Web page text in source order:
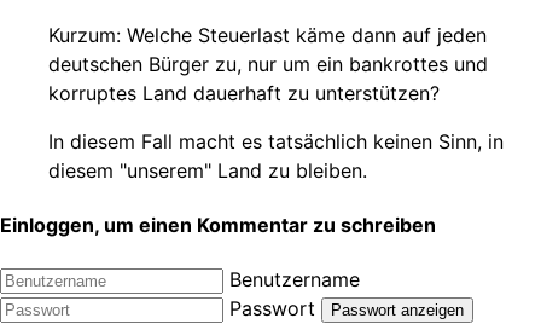
Kurzum: Welche Steuerlast käme dann auf jeden
deutschen Bürger zu, nur um ein bankrottes und
korruptes Land dauerhaft zu unterstützen?
In diesem Fall macht es tatsächlich keinen Sinn, in
diesem "unserem" Land zu bleiben.
Einloggen, um einen Kommentar zu schreiben
Benutzername
Passwort
Passwort anzeigen